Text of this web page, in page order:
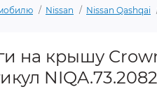
Nissan Nissan Qashqai
на крышу
NIQA.73.2082